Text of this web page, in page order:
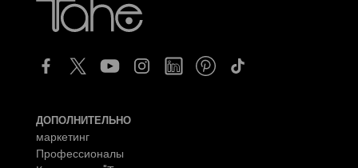
ДОПОЛНИТЕЛЬНО
маркетинг
Профессионалы